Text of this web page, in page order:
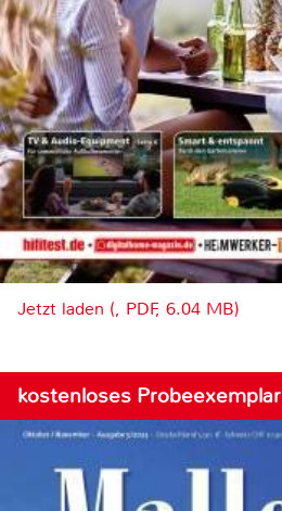
Jetzt laden (, PDF, 6.04 MB)
kostenloses Probeexemplar